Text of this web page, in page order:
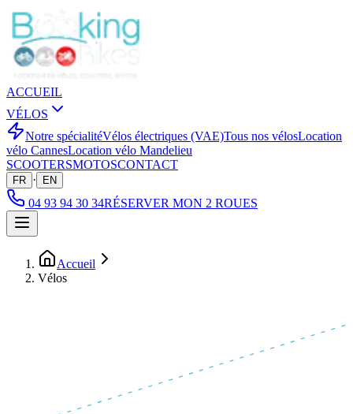
ACCUEIL
VÉLOS
Notre spécialitéVélos électriques (VAE)Tous nos vélosLocation
vélo CannesLocation vélo Mandelieu
SCOOTERSMOTOSCONTACT
FR · EN
04 93 94 30 34RÉSERVER MON 2 ROUES
Accueil
Vélos